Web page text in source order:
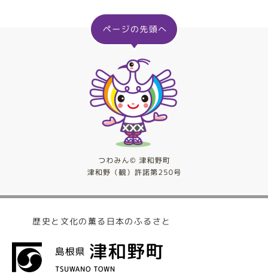
歴史と文化の薫る日本のふるさと